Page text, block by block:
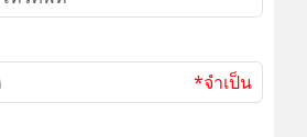
*จำเป็น